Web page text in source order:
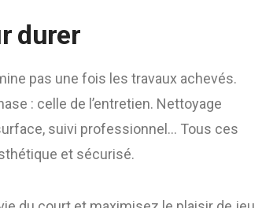
durer
pas une fois les travaux achevés.
: celle de l’entretien. Nettoyage
suivi professionnel… Tous ces
et sécurisé.